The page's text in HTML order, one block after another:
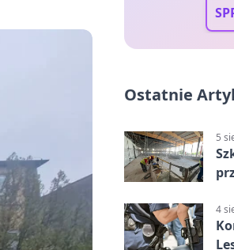
Ostatnie
5
4